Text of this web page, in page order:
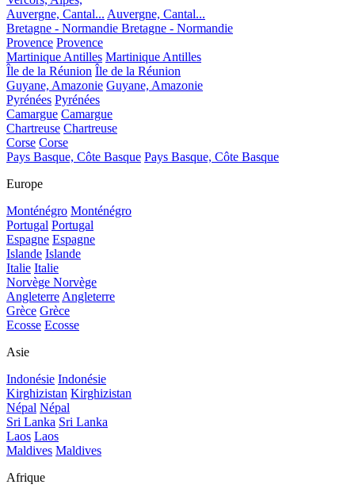
Auvergne, Cantal... Auvergne, Cantal...
Bretagne - Normandie Bretagne - Normandie
Provence Provence
Martinique Antilles Martinique Antilles
Île de la Réunion Île de la Réunion
Guyane, Amazonie Guyane, Amazonie
Pyrénées Pyrénées
Camargue Camargue
Chartreuse Chartreuse
Corse Corse
Pays Basque, Côte Basque Pays Basque, Côte Basque
Europe
Monténégro Monténégro
Portugal Portugal
Espagne Espagne
Islande Islande
Italie Italie
Norvège Norvège
Angleterre Angleterre
Grèce Grèce
Ecosse Ecosse
Asie
Indonésie Indonésie
Kirghizistan Kirghizistan
Népal Népal
Sri Lanka Sri Lanka
Laos Laos
Maldives Maldives
Afrique